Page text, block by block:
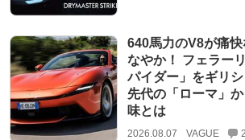
640馬力のV8が痛
なやか！ フェラー
パイダー」をギリ
先代の「ローマ」
味とは
2026.08.07 VAGUE 2